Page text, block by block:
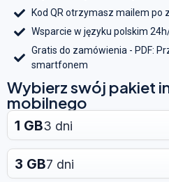
Kod QR otrzymasz mailem po
Wsparcie w języku polskim
Gratis do zamówienia - PDF:
smartfonem
Wybierz swój pakiet
mobilnego
1 GB3 dni
3 GB7 dni